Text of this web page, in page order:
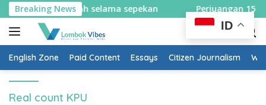
Skip
to
content
Breaking News
satu arah selama sepekan Perjuangan 15
English Zone Paid Content Essays Citizen Journalism
Real count KPU
ID